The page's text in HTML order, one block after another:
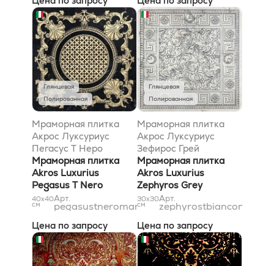
Глянцевая
Полированная
Мраморная плитка
Акрос Луксуриус
Пегасус T Неро
Марквиниа Голд
40x40
Мраморная плитка
Akros Luxurius
Pegasus T Nero
Marquinia Gold 40x40
40x40
см
Арт.
pegasustneromarquinia4040
Цена по запросу
Глянцевая
Полированная
Мраморная плитка
Акрос Луксуриус
Зефирос Грей
Бьянконе 30,5x30,5
Мраморная плитка
Akros Luxurius
Zephyros Grey
Biancone 30,5x30,5
30x30
см
Арт.
zephyrostbiancone3131
Цена по запросу